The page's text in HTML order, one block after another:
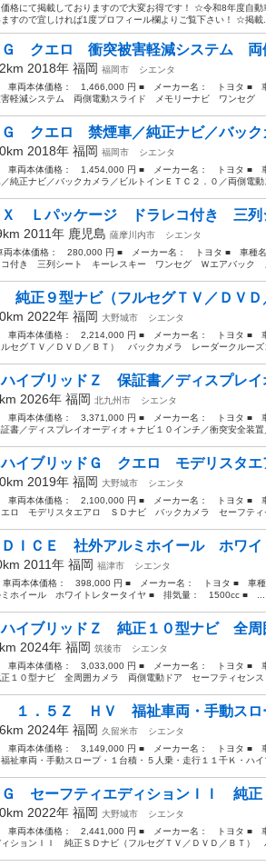
格にて掲載しておりますので大変お得です！ ☆令和8年度自
すので宜しければ1度プロフィール欄よりご覧下さい！ ☆掲載...
Ｇ クエロ 衝突被害軽減システム 両
2018年 福岡 福岡市
シエンタ
車両本体価格： 1,466,000 円 ■ メーカー名： トヨタ ■
減システム 両側電動スライド メモリーナビ ワンセグ
Ｇ クエロ 禁煙車／純正ナビ／バック
2018年 福岡 福岡市
シエンタ
車両本体価格： 1,454,000 円 ■ メーカー名： トヨタ ■
ナビ／バックカメラ／ビルトインＥＴＣ２．０／両側電動
Ｘ Ｌパッケージ ドラレコ付き 三
2011年 鹿児島 薩摩川内市
シエンタ
本体価格： 280,000 円 ■ メーカー名： トヨタ ■ 車種
付き 三列シート キーレスキー ワンセグ Ｗエアバック
純正９型ナビ（フルセグＴＶ／ＤＶ
2022年 福岡 大野城市
シエンタ
車両本体価格： 2,214,000 円 ■ メーカー名： トヨタ ■
グＴＶ／ＤＶＤ／ＢＴ） バックカメラ レーダークルーズ
ハイブリッドＺ 保証書／ディスプレイ
2026年 福岡 北九州市
シエンタ
車両本体価格： 3,371,000 円 ■ メーカー名： トヨタ ■
／ディスプレイオーディオ＋ナビ１０インチ／衝突安全装置
ハイブリッドＧ クエロ モデリスタ
2019年 福岡 大野城市
シエンタ
車両本体価格： 2,100,000 円 ■ メーカー名： トヨタ ■
ロ モデリスタエアロ ＳＤナビ バックカメラ セーフティ
ＤＩＣＥ 社外アルミホイール ホワイ
2011年 福岡 福津市
シエンタ
両本体価格： 398,000 円 ■ メーカー名： トヨタ ■ 車
ホイール ホワイトレタータイヤ ■ 排気量： 1500cc ■ ...
ハイブリッドＺ 純正１０型ナビ 全
2024年 福岡 筑後市
シエンタ
車両本体価格： 3,033,000 円 ■ メーカー名： トヨタ ■
１０型ナビ 全周囲カメラ 両側電動ドア セーフティセン
１．５Ｚ ＨＶ 福祉車両・手動スロ
2024年 福岡 久留米市
シエンタ
車両本体価格： 3,149,000 円 ■ メーカー名： トヨタ ■
両・手動スロープ・１台積・５人乗・走行１１千Ｋ・ハイ
Ｇ セーフティエディションＩＩ 純正
2022年 福岡 大野城市
シエンタ
車両本体価格： 2,441,000 円 ■ メーカー名： トヨタ ■
ョンＩＩ 純正ＳＤナビ（フルセグＴＶ／ＤＶＤ／ＢＴ）